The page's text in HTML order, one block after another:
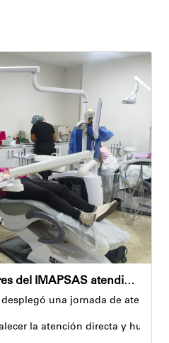
Más de 200 trabajadores del IMAPSAS atendidos en jornada integral
desplegó una jornada de
la atención directa y